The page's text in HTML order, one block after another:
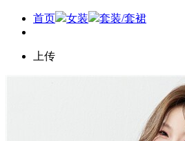
首页 女装 套装/套裙
上传